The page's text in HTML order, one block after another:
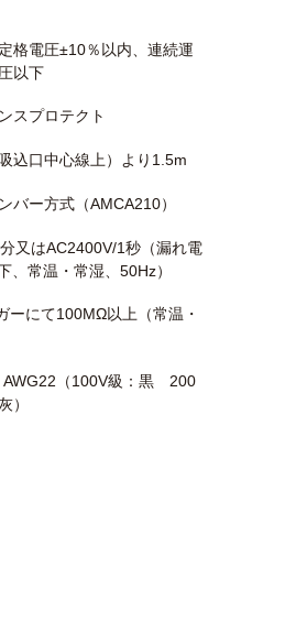
格電圧±10％以内、連続運
以下
スプロテクト
込口中心線上）より1.5m
バー方式（AMCA210）
又はAC2400V/1秒（漏れ電
、常温・常湿、50Hz）
ーにて100MΩ以上（常温・
（100V級：黒 200
）